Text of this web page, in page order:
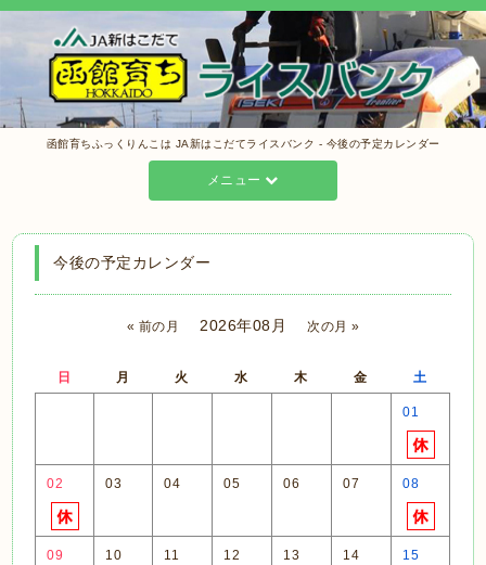
函館育ちふっくりんこは JA新はこだてライスバンク - 今後の予定カレンダー
メニュー
今後の予定カレンダー
« 前の月 2026年08月 次の月 »
日 月 火 水 木 金 土
01
02 03 04 05 06 07 08
09 10 11 12 13 14 15